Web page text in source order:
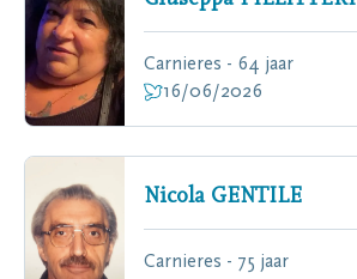
Carnieres - 64 jaar
16/06/2026
Nicola GENTILE
Carnieres - 75 jaar